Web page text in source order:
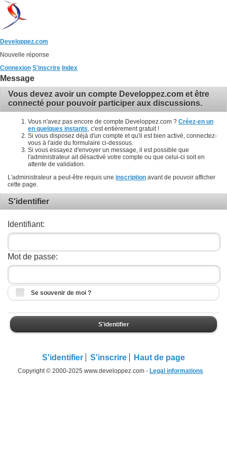
Developpez.com
Nouvelle réponse
Connexion S'inscrire Index
Message
Vous devez avoir un compte Developpez.com et être
connecté pour pouvoir participer aux discussions.
Vous n'avez pas encore de compte Developpez.com ? Créez-en un
en quelques instants , c'est entièrement gratuit !
Si vous disposez déjà d'un compte et qu'il est bien activé, connectez-
vous à l'aide du formulaire ci-dessous.
Si vous essayez d'envoyer un message, il est possible que
l'administrateur ait désactivé votre compte ou que celui-ci soit en
attente de validation.
L'administrateur a peut-être requis une inscription avant de pouvoir afficher
cette page.
S'identifier
Identifiant:
Mot de passe:
Se souvenir de moi ?
S'identifier
S'identifier S'inscrire Haut de page
Copyright © 2000-2025 www.developpez.com - Legal informations